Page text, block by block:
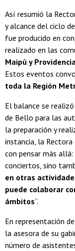
Así resumió la
y alcance del ciclo
fue producido en
realizado en las
Maipú y
Estos eventos
toda la Región
El balance se
de Bello para las
la preparación y
instancia, la
con pensar más
conciertos, sino
en otras
puede colaborar
ámbitos”.
En representación
la asesora de su
número de